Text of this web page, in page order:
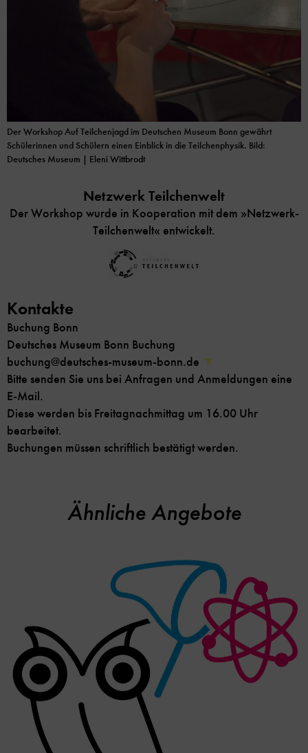
Der Workshop Auf Teilchenjagd im Deutschen Museum Bonn gewährt
Schülerinnen und Schülern einen Einblick in die Teilchenphysik. Bild:
Deutsches Museum | Eleni Wittbrodt
Netzwerk Teilchenwelt
Der Workshop wurde in Kooperation mit dem »Netzwerk-
Teilchenwelt« entwickelt.
Kontakte
Buchung Bonn
Deutsches Museum Bonn Buchung
buchung@deutsches-museum-bonn.de
Bitte senden Sie uns bei Anfragen und Anmeldungen eine
E-Mail.
Diese werden bis Freitagnachmittag um 16.00 Uhr
bearbeitet.
Buchungen müssen schriftlich bestätigt werden.
Ähnliche Angebote